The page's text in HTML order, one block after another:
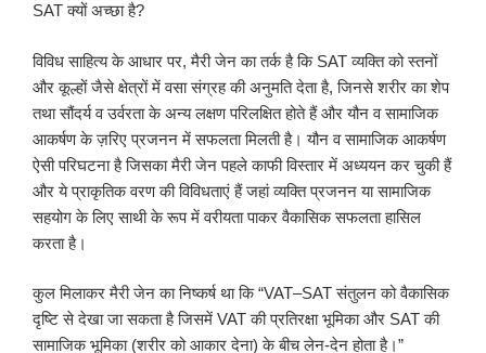
SAT क्यों अच्छा है?
विविध साहित्य के आधार पर, मैरी जेन का तर्क है कि SAT व्यक्ति को स्तनों
और कूल्हों जैसे क्षेत्रों में वसा संग्रह की अनुमति देता है, जिनसे शरीर का शेप
तथा सौंदर्य व उर्वरता के अन्य लक्षण परिलक्षित होते हैं और यौन व सामाजिक
आकर्षण के ज़रिए प्रजनन में सफलता मिलती है। यौन व सामाजिक आकर्षण
ऐसी परिघटना है जिसका मैरी जेन पहले काफी विस्तार में अध्ययन कर चुकी हैं
और ये प्राकृतिक वरण की विविधताएं हैं जहां व्यक्ति प्रजनन या सामाजिक
सहयोग के लिए साथी के रूप में वरीयता पाकर वैकासिक सफलता हासिल
करता है।
कुल मिलाकर मैरी जेन का निष्कर्ष था कि “VAT–SAT संतुलन को वैकासिक
दृष्टि से देखा जा सकता है जिसमें VAT की प्रतिरक्षा भूमिका और SAT की
सामाजिक भूमिका (शरीर को आकार देना) के बीच लेन-देन होता है।”